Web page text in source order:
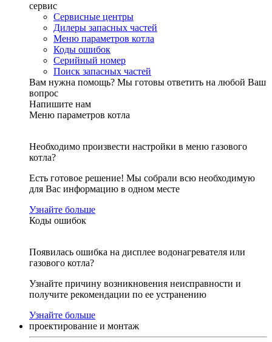
сервис
Сервисные центры
Дилеры запасных частей
Меню параметров котла
Коды ошибок
Серийный номер
Поиск запасных частей
Вам нужна помощь? Мы готовы ответить на любой Ваш
вопрос
Напишите нам
Меню параметров котла
Необходимо произвести настройки в меню газового
котла?
Есть готовое решение! Мы собрали всю необходимую
для Вас информацию в одном месте
Узнайте больше
Коды ошибок
Появилась ошибка на дисплее водонагревателя или
газового котла?
Узнайте причину возникновения неисправности и
получите рекомендации по ее устранению
Узнайте больше
проектирование и монтаж